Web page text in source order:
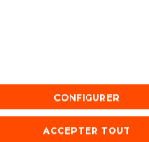
courroie par le
peut être
CONFIGURER
ACCEPTER TOUT